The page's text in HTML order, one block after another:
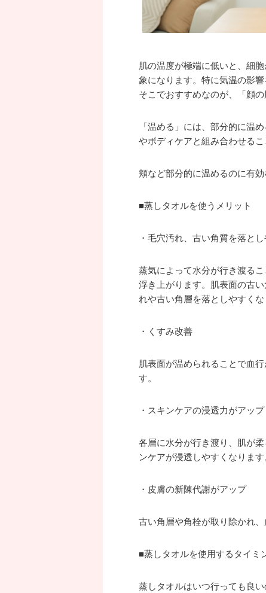
肌の温度が極端に低いと、細
象になります。特に気温の影
そこでおすすめなのが、「顔
「温める」には、部分的に温
やボディケアと組み合わせる
頬など部分的に温めるのに有効
■蒸しタオルを使うメリット
・毛穴汚れ、古い角質を落と
蒸気によって水分が行き渡る
浮き上がります。肌表面の古
れや古い角層を落としやすくな
・くすみ改善
肌表面が温められることで血
す。
・スキンケアの浸透力がアップ
各層に水分が行き渡り、肌が
ンケアが浸透しやすくなります
・皮膚の新陳代謝がアップ
古い角層や角栓が取り除かれ
■蒸しタオルを使用するタイミ
蒸しタオルはいつ行っても良